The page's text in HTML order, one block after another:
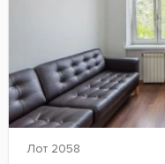
Лот 2058